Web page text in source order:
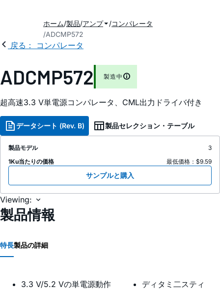
ホーム 製品 アンプ
コンパレータ
ADCMP572
戻る： コンパレータ
ADCMP572 製造中
超高速3.3 V単電源コンパレータ、CML出力ドライバ付き
データシート (Rev. B) 製品セレクション・テーブル
製品モデル
3
1Ku当たりの価格
最低価格：$9.59
サンプルと購入
Viewing:
製品情報
特長製品の詳細
3.3 V/5.2 Vの単電源動作
ディタミ二スティ